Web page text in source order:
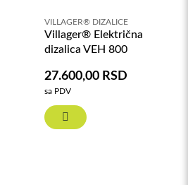
VILLAGER® DIZALICE
Villager® Električna
dizalica VEH 800
27.600,00 RSD
sa PDV